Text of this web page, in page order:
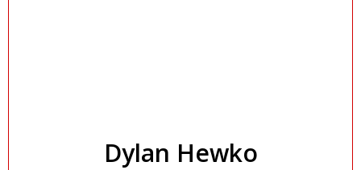
Dylan Hewko